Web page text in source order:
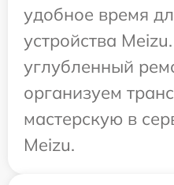
удобное время
устройства
углубленный
организуем
мастерскую в
Meizu.